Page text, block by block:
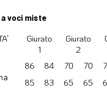
a voci miste
Giurato
1
Giurato
2
86 84 70 70
85
83 65 65